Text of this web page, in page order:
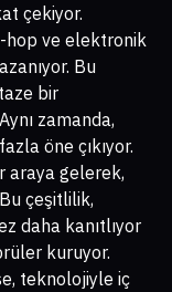
çekiyor.
hop ve elektronik
Bu
bir
zamanda,
öne çıkıyor.
araya gelerek,
çeşitlilik,
daha kanıtlıyor
kuruyor.
teknolojiyle iç